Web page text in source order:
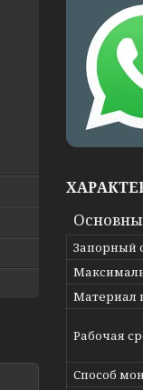
Запорный
Материал
Рабочая
Способ